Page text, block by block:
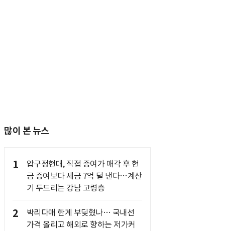
많이 본 뉴스
1
압구정현대, 직접 증여가 매각 후 현
금 증여보다 세금 7억 덜 낸다…계산
기 두드리는 강남 고령층
2
박리다매 한계 부딪혔나… 국내선
가격 올리고 해외로 향하는 저가커